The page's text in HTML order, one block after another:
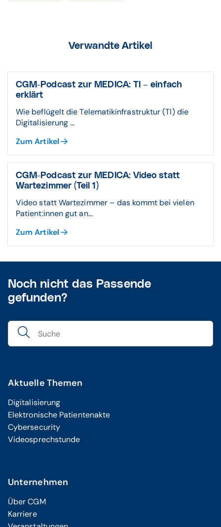
Verwandte Artikel
CGM-Podcast zur MEDICA: TI – einfach
erklärt
Wie beflügelt die Telematikinfrastruktur (TI) die
Digitalisierung ...
Zum Artikel
CGM-Podcast zur MEDICA: Video statt
Wartezimmer (Teil 1)
Video statt Wartezimmer – das kommt bei vielen
Patient:innen gut an...
Zum Artikel
Noch nicht das Passende
gefunden?
Aktuelle Themen
Digitalisierung
Elektronische Patientenakte
Cybersecurity
Videosprechstunde
Unternehmen
Über CGM
Karriere